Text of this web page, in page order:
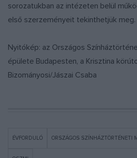
sorozatukban az intézeten belül
első szerzeményeit tekinthetjük meg.
Nyitókép: az Országos
épülete Budapesten, a Krisztina
Bizományosi/Jászai Csaba
ÉVFORDULÓ ORSZÁGOS SZÍNHÁZTÖRTÉNETI